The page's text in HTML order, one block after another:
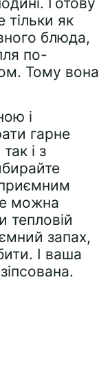
як
блюда,
по-
Тому вона
і
гарне
і з
можна
тепловій
запах,
І ваша